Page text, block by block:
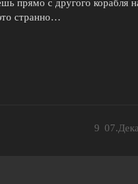
прямо с другого корабля
странно…
9